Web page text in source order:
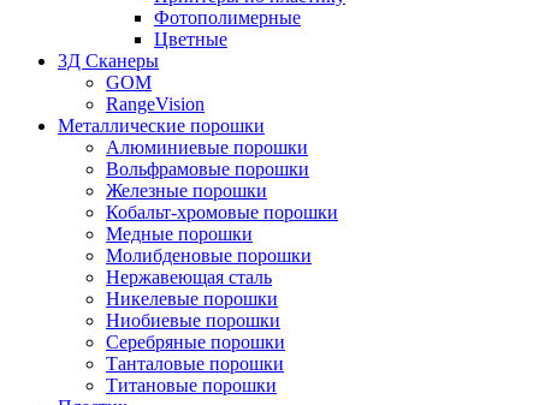
Фотополимерные
Цветные
3Д Сканеры
GOM
RangeVision
Металлические порошки
Алюминиевые порошки
Вольфрамовые порошки
Железные порошки
Кобальт-хромовые порошки
Медные порошки
Молибденовые порошки
Нержавеющая сталь
Никелевые порошки
Ниобиевые порошки
Серебряные порошки
Танталовые порошки
Титановые порошки